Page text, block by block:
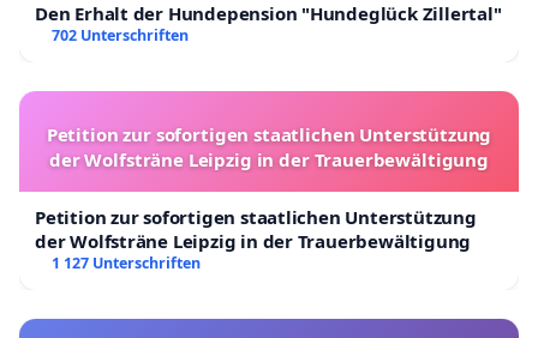
Den Erhalt der Hundepension "Hundeglück Zillertal"
702 Unterschriften
Petition zur sofortigen staatlichen Unterstützung
der Wolfsträne Leipzig in der Trauerbewältigung
Petition zur sofortigen staatlichen Unterstützung
der Wolfsträne Leipzig in der Trauerbewältigung
1 127 Unterschriften